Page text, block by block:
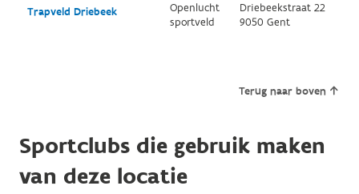
Trapveld Driebeek
Openlucht
sportveld
Driebeekstraat 22
9050 Gent
Terug naar boven
Sportclubs die gebruik maken
van deze locatie